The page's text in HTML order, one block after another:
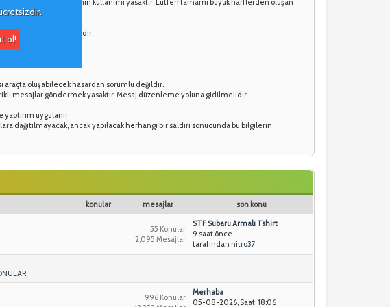
ol!
silme yetkisi vardır.
araçta oluşabilecek hasardan sorumlu değildir.
mesajlar göndermek yasaktır. Mesaj düzenleme yoluna gidilmelidir.
uygulanır
dağıtılmayacak, ancak yapılacak herhangi bir saldırı sonucunda bu bilgilerin
konular mesajlar son konu
55 Konular
2,095 Mesajlar
STF Subaru Armalı Tshirt
9 saat önce
tarafından nitro37
996 Konular
Merhaba
05-08-2026, Saat: 18:06